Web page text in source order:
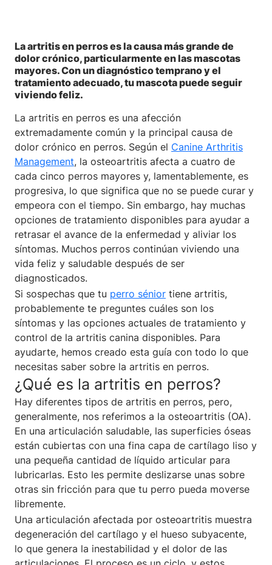
La artritis en perros es la causa más grande de
dolor crónico, particularmente en las mascotas
mayores. Con un diagnóstico temprano y el
tratamiento adecuado, tu mascota puede seguir
viviendo feliz.
La artritis en perros es una afección
extremadamente común y la principal causa de
dolor crónico en perros. Según el Canine Arthritis
Management, la osteoartritis afecta a cuatro de
cada cinco perros mayores y, lamentablemente, es
progresiva, lo que significa que no se puede curar y
empeora con el tiempo. Sin embargo, hay muchas
opciones de tratamiento disponibles para ayudar a
retrasar el avance de la enfermedad y aliviar los
síntomas. Muchos perros continúan viviendo una
vida feliz y saludable después de ser
diagnosticados.
Si sospechas que tu perro sénior tiene artritis,
probablemente te preguntes cuáles son los
síntomas y las opciones actuales de tratamiento y
control de la artritis canina disponibles. Para
ayudarte, hemos creado esta guía con todo lo que
necesitas saber sobre la artritis en perros.
¿Qué es la artritis en perros?
Hay diferentes tipos de artritis en perros, pero,
generalmente, nos referimos a la osteoartritis (OA).
En una articulación saludable, las superficies óseas
están cubiertas con una fina capa de cartílago liso y
una pequeña cantidad de líquido articular para
lubricarlas. Esto les permite deslizarse unas sobre
otras sin fricción para que tu perro pueda moverse
libremente.
Una articulación afectada por osteoartritis muestra
degeneración del cartílago y el hueso subyacente,
lo que genera la inestabilidad y el dolor de las